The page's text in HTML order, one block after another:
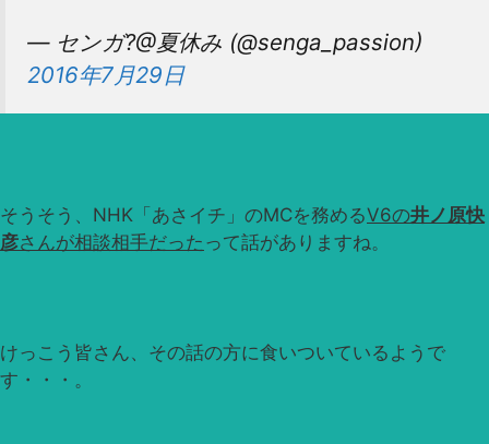
— センガ?@夏休み (@senga_passion)
2016年7月29日
そうそう、NHK「あさイチ」のMCを務めるV6の井ノ原快
彦さんが相談相手だった って話がありますね。
けっこう皆さん、その話の方に食いついているようで
す・・・。